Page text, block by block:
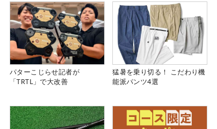
パターこじらせ記者が
「TRTL」で大改善
猛暑を乗り切る！ こだわり機
能派パンツ4選